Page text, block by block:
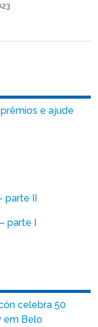
e ajude
II
parte I
celebra 50
em Belo